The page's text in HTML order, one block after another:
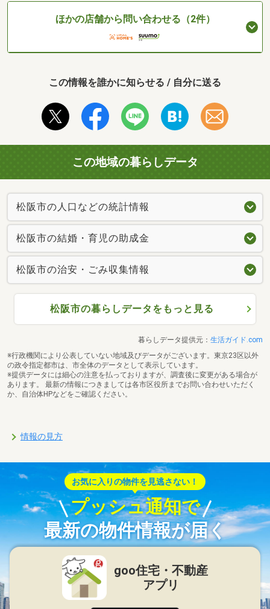
ほかの店舗から問い合わせる（2件）
この情報を誰かに知らせる / 自分に送る
この地域の暮らしデータ
松阪市の人口などの統計情報
松阪市の結婚・育児の助成金
松阪市の治安・ごみ収集情報
松阪市の暮らしデータをもっと見る
暮らしデータ提供元： 生活ガイド.com
※行政機関により公表していない地域及びデータがございます。東京23区以外
の政令指定都市は、市全体のデータとして表示しています。
※提供データには細心の注意を払っておりますが、調査後に変更がある場合が
あります。 最新の情報につきましては各市区役所までお問い合わせいただく
か、自治体HPなどをご確認ください。
情報の見方
お気に入りの物件を見逃さない！
プッシュ通知で
最新の物件情報が届く
goo住宅・不動産
アプリ